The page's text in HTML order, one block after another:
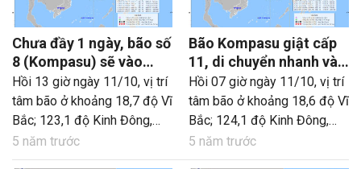
km/giờ), giật cấp 13. Bán
kính gió mạnh từ cấp 6, giật
từ cấp 8 trở lên khoảng 350
km tính từ tâm bão.
Chưa đầy 1 ngày, bão số
8 (Kompasu) sẽ vào
biển Đông
Hồi 13 giờ ngày 11/10, vị trí
tâm bão ở khoảng 18,7 độ Vĩ
Bắc; 123,1 độ Kinh Đông,
cách đảo Lu-dông (Phi-líp-
pin) 110 km về phía Đông
5 năm trước
Bão Kompasu giật cấp
11, di chuyển nhanh và
mạnh thêm
Hồi 07 giờ ngày 11/10, vị trí
tâm bão ở khoảng 18,6 độ Vĩ
Bắc; 124,1 độ Kinh Đông,
cách đảo Lu-dông (Phi-líp-
pin) 250 km về phía Đông
5 năm trước